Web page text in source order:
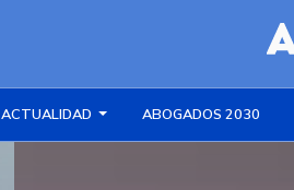
ACTUALIDAD ABOGADOS 2030